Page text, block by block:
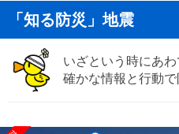
「知る防災」地震
いざという時にあ
確かな情報と行動